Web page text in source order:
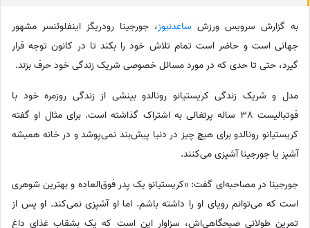
به گزارش سرویس ورزش ساعدنیوز، جورجینا رودریگز اینفلوئنسر مشهور
جهانی است و حاضر است تمام تلاش خود را بکند تا در کانون توجه قرار
گیرد، حتی تا حدی که در مورد مسائل خصوصی شریک زندگی خود حرف بزند.
مدل و شریک زندگی کریستیانو رونالدو بینشی از زندگی روزمره خود با
فوتبالیست 38 ساله پرتغالی به اشتراک گذاشته است. برای مثال او گفته
کریستیانو رونالدو برای هیچ چیز در دنیا پیش‌بند نمی‌پوشد و در خانه همیشه
آشپز یا جورجینا آشپزی می‌کنند.
جورجینا در مصاحبه‌ای گفت: «کریستیانو یک پدر فوق‌العاده و بهترین شوهری
است که می‌توانم رویای او را داشته باشم. اما او آشپزی نمی‌کند. او پس از
تمرین طولانی صبحگاهی‌اش، سزاوار این است که یک بشقاب غذای داغ